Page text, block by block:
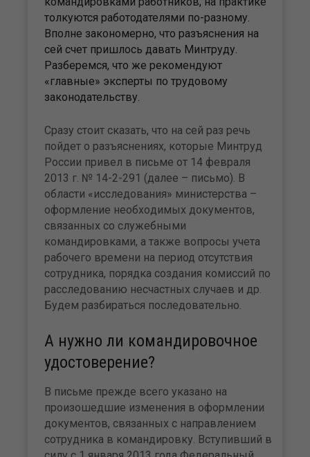
толкуются работодателями по-разному.
Вполне закономерно, что разъяснения на
сей счет пришлось давать Минтруду.
Разберемся, что же рекомендуют
«главные» эксперты по трудовому
законодательству.
Сразу стоит сказать, что на сей раз речь
пойдет о разъяснениях, которые Минтруд
России привел в письме от 14 февраля
2013 г. № 14-2-291 (далее – письмо). В
области «исследования» мини­стерства –
оформление необхо­димых документов,
связанных со служебными
командировками, а также вопросы учета
рабочего времени на период отсутствия
сотрудника, порядка создания комиссий по
расследованию несчастных случаев и др.
Будем разбираться последовательно.
А нужно ли командировочное
удостоверение?
В письме прежде всего указано на
произошедшие изменения в оформлении
документов, свя­занных с направлением
сотруд­ника в командировку. Вступив­ший в